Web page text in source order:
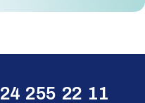
255 22 11